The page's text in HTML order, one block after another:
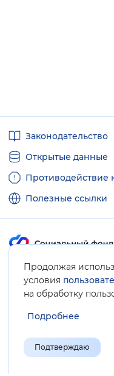
Продолжая
условия
на обработку
Подробнее
Подтверждаю
ссылкиЗаконодательство
Открытые данные
Противодействие
Полезные ссылки
Карта сайта
©